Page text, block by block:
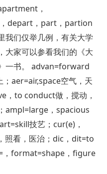
，
depart，part，partion
我们仅举几例，有关大学
大家可以参看我们的《大
一书。 advan=forward
aer=air,space空气，天
，to conduct做，搅动，
ampl=large，spacious
技艺；cur(e)，
照看，医治；dic，dit=to
，format=shape，figure